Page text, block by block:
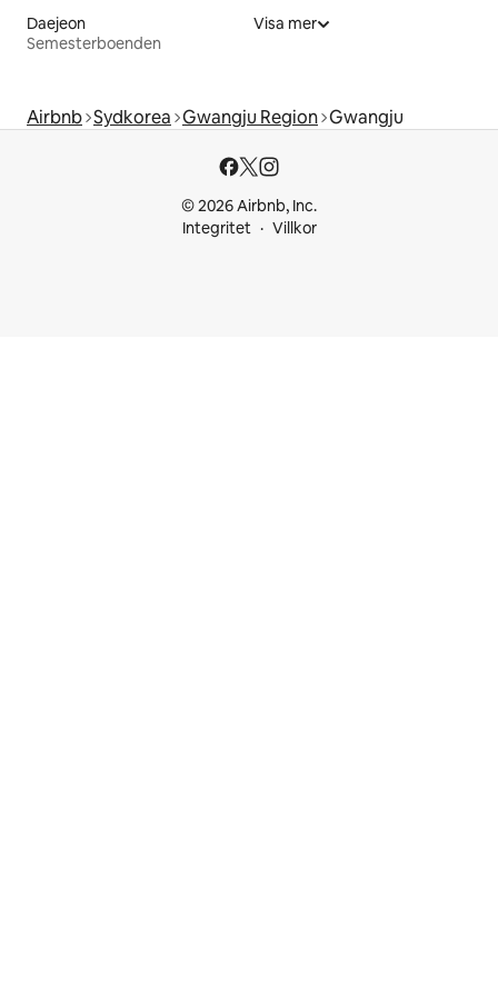
Daejeon
Semesterboenden
Visa mer
Airbnb Sydkorea Gwangju Region Gwangju
© 2026 Airbnb, Inc.
Integritet
Villkor